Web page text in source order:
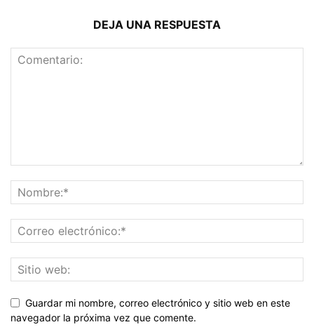
DEJA UNA RESPUESTA
Guardar mi nombre, correo electrónico y sitio web en este
navegador la próxima vez que comente.